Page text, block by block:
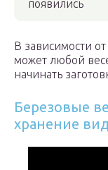
появились
В зависимости
может любой
начинать
Березовые
хранение